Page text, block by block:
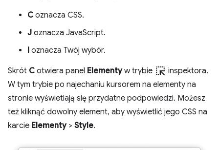
C oznacza CSS.
J oznacza JavaScript.
I oznacza Twój wybór.
Skrót C otwiera panel Elementyw trybie ink_selection inspektora.
W tym trybie po najechaniu kursorem na elementy na
stronie wyświetlają się przydatne podpowiedzi. Możesz
też kliknąć dowolny element, aby wyświetlić jego CSS na
karcie Elementy> Style.